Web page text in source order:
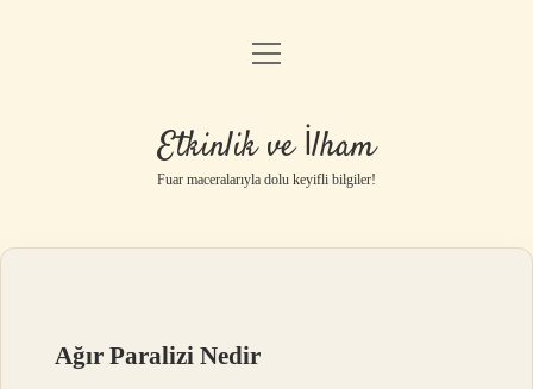
Anasayfa
Gizlilik Politikası
Yasal Uyarı
menüyü
Etkinlik ve İlham
Fuar maceralarıyla dolu keyifli bilgiler!
Ağır Paralizi Nedir